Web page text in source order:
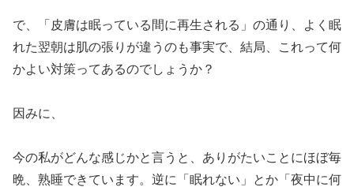
で、「皮膚は眠っている間に再生される」の通り、よく眠
れた翌朝は肌の張りが違うのも事実で、結局、これって何
かよい対策ってあるのでしょうか？
因みに、
今の私がどんな感じかと言うと、ありがたいことにほぼ毎
晩、熟睡できています。逆に「眠れない」とか「夜中に何